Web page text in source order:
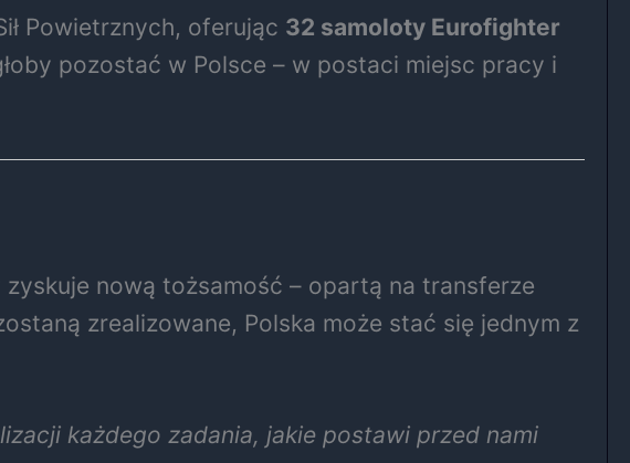
Powietrznych, oferując 32 samoloty Eurofighter
pozostać w Polsce – w postaci miejsc pracy i
nową tożsamość – opartą na transferze
zrealizowane, Polska może stać się jednym z
każdego zadania, jakie postawi przed nami